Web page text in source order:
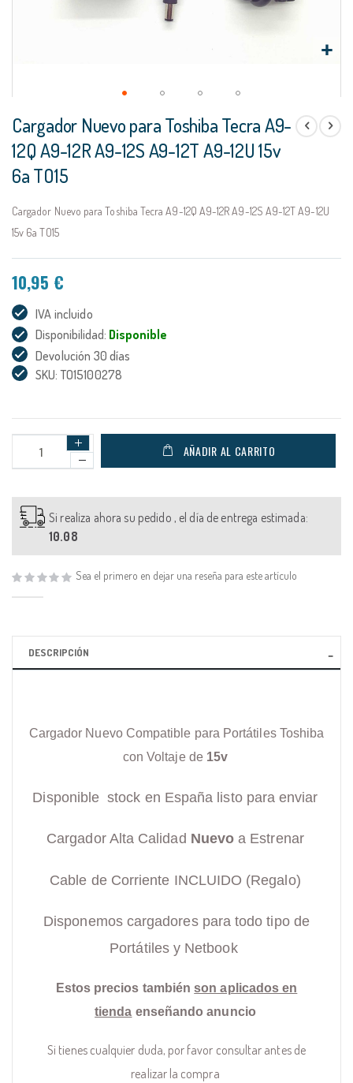
al
comienzo
de
la
galería
de
imágenes
Cargador Nuevo para Toshiba Tecra A9-
12Q A9-12R A9-12S A9-12T A9-12U 15v
6a TO15
Cargador Nuevo para Toshiba Tecra A9-12Q A9-12R A9-12S A9-12T A9-12U
15v 6a TO15
10,95 €
IVA incluido
Disponibilidad: Disponible
Devolución 30 días
SKU: TO15100278
AÑADIR AL CARRITO
Si realiza ahora su pedido , el día de entrega estimada:
10.08
Sea el primero en dejar una reseña para este artículo
DESCRIPCIÓN
Cargador Nuevo Compatible para Portátiles Toshiba
con Voltaje de 15v
Disponible stock en España listo para enviar
Cargador Alta Calidad Nuevo a Estrenar
Cable de Corriente INCLUIDO (Regalo)
Disponemos cargadores para todo tipo de
Portátiles y Netbook
Estos precios también son aplicados en
tienda enseñando anuncio
Si tienes cualquier duda, por favor consultar antes de
realizar la compra